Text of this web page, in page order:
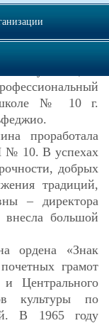
родилась 31
В 1951
Кемеровского
училась на
училища г.
школе № 10 г.
проработала
№ 10. В успехах
добрых
традиций,
– директора
большой
ордена «Знак
грамот
Центрального
культуры по
В 1965 году